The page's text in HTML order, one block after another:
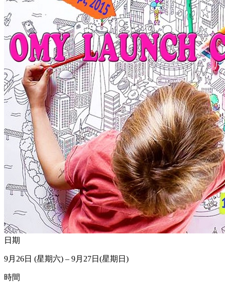
日期
9月26日 (星期六) – 9月27日(星期日)
時間